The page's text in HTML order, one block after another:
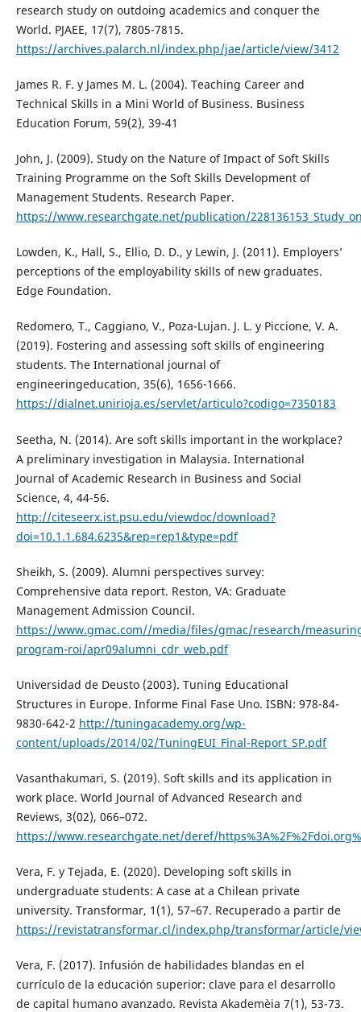
research study on outdoing academics and conquer the
World. PJAEE, 17(7), 7805-7815.
https://archives.palarch.nl/index.php/jae/article/view/3412
James R. F. y James M. L. (2004). Teaching Career and
Technical Skills in a Mini World of Business. Business
Education Forum, 59(2), 39-41
John, J. (2009). Study on the Nature of Impact of Soft Skills
Training Programme on the Soft Skills Development of
Management Students. Research Paper.
https://www.researchgate.net/publication/
Lowden, K., Hall, S., Ellio, D. D., y Lewin, J. (2011). Employers’
perceptions of the employability skills of new graduates.
Edge Foundation.
Redomero, T., Caggiano, V., Poza-Lujan. J. L. y Piccione, V. A.
(2019). Fostering and assessing soft skills of engineering
students. The International journal of
engineeringeducation, 35(6), 1656-1666.
https://dialnet.unirioja.es/servlet/articulo?codigo=7350183
Seetha, N. (2014). Are soft skills important in the workplace?
A preliminary investigation in Malaysia. International
Journal of Academic Research in Business and Social
Science, 4, 44-56.
http://citeseerx.ist.psu.edu/viewdoc/download?
doi=10.1.1.684.6235&rep=rep1&type=pdf
Sheikh, S. (2009). Alumni perspectives survey:
Comprehensive data report. Reston, VA: Graduate
Management Admission Council.
https://www.gmac.com//media/files/gmac/research/
program-roi/apr09alumni_cdr_web.pdf
Universidad de Deusto (2003). Tuning Educational
Structures in Europe. Informe Final Fase Uno. ISBN: 978-84-
9830-642-2 http://tuningacademy.org/wp-
content/uploads/2014/02/TuningEUI_Final-Report_SP.pdf
Vasanthakumari, S. (2019). Soft skills and its application in
work place. World Journal of Advanced Research and
Reviews, 3(02), 066–072.
https://www.researchgate.net/deref/
Vera, F. y Tejada, E. (2020). Developing soft skills in
undergraduate students: A case at a Chilean private
university. Transformar, 1(1), 57–67. Recuperado a partir de
https://revistatransformar.cl/index.php/transformar/article/
Vera, F. (2017). Infusión de habilidades blandas en el
currículo de la educación superior: clave para el desarrollo
de capital humano avanzado. Revista Akademèia 7(1), 53-73.